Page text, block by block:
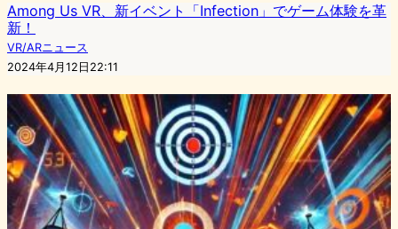
Among Us VR、新イベント「Infection」でゲーム体験を革
新！
VR/ARニュース
2024年4月12日22:11